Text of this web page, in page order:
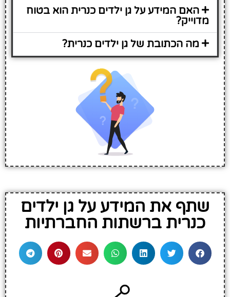
האם המידע על גן ילדים כנרית הוא בטוח
מדוייק?
מה הכתובת של גן ילדים כנרית?
שתף את המידע על גן ילדים
כנרית ברשתות החברתיות